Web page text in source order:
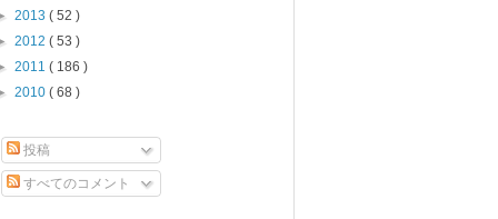
2013 ( 52 )
2012 ( 53 )
2011 ( 186 )
2010 ( 68 )
投稿
すべてのコメント